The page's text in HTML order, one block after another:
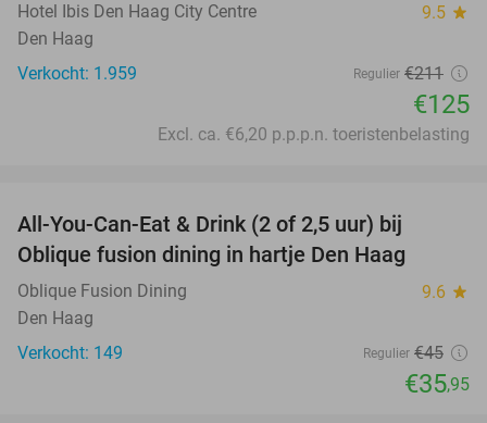
Hotel Ibis Den Haag City Centre 9.5 star
Den Haag
Verkocht: 1.959
Regulier €211
€125
Excl. ca. €6,20 p.p.p.n. toeristenbelasting
All-You-Can-Eat & Drink (2 of 2,5 uur) bij
Oblique fusion dining in hartje Den Haag
Oblique Fusion Dining 9.6 star
Den Haag
Verkocht: 149
Regulier €45
€35,95